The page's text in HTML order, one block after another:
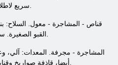
قناص - المشاجرة - معول. السلاح: